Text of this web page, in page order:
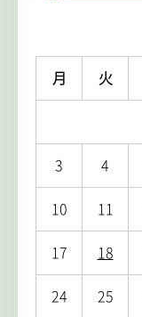
月 火
3 4
10 11
17 18
24 25